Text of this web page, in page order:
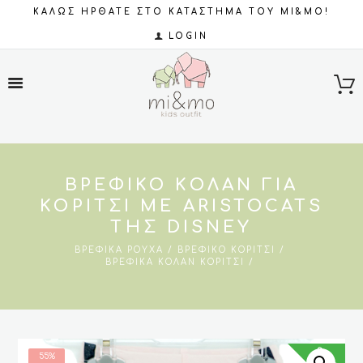
ΚΑΛΩΣ ΗΡΘΑΤΕ ΣΤΟ ΚΑΤΑΣΤΗΜΑ ΤΟΥ MI&MO!
LOGIN
ΒΡΕΦΙΚΌ ΚΟΛΆΝ ΓΙΑ
ΚΟΡΊΤΣΙ ΜΕ ARISTOCATS
ΤΗΣ DISNEY
ΒΡΕΦΙΚΆ ΡΟΎΧΑ
ΒΡΕΦΙΚΌ ΚΟΡΊΤΣΙ
ΒΡΕΦΙΚΆ ΚΟΛΆΝ ΚΟΡΊΤΣΙ
55%